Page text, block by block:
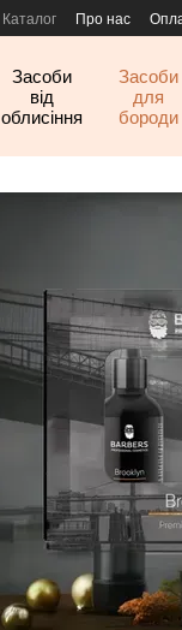
Каталог Про нас
Засоби
від
облисіння
Засоби
для
бороди